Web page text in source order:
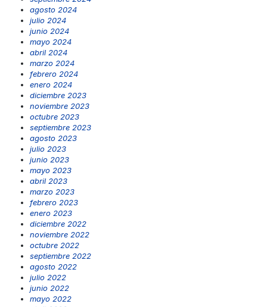
agosto 2024
julio 2024
junio 2024
mayo 2024
abril 2024
marzo 2024
febrero 2024
enero 2024
diciembre 2023
noviembre 2023
octubre 2023
septiembre 2023
agosto 2023
julio 2023
junio 2023
mayo 2023
abril 2023
marzo 2023
febrero 2023
enero 2023
diciembre 2022
noviembre 2022
octubre 2022
septiembre 2022
agosto 2022
julio 2022
junio 2022
mayo 2022